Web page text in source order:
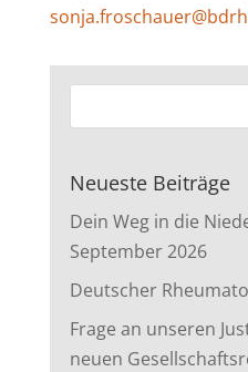
Neueste Beiträge
Dein Weg in die
September 2026
Deutscher
Frage an unseren
neuen